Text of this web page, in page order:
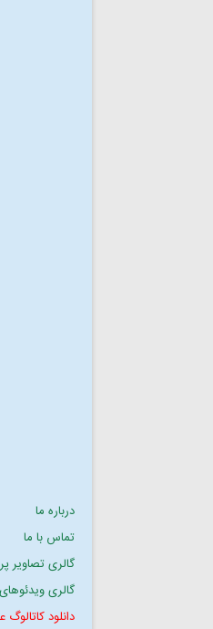
درباره ما
تماس با ما
گالری تصاویر
گالری
دانلود کاتالوگ